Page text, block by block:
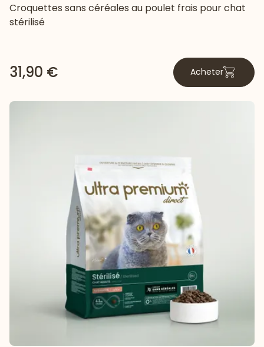
Croquettes sans céréales au poulet frais pour chat
stérilisé
31,90 € Acheter